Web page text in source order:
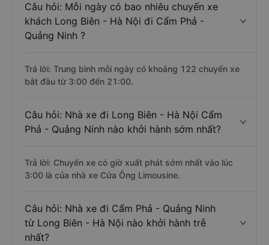
Câu hỏi: Mỗi ngày có bao nhiêu chuyến xe
khách Long Biên - Hà Nội đi Cẩm Phả -
Quảng Ninh ?
Trả lời: Trung bình mỗi ngày có khoảng 122 chuyến xe
bắt đầu từ 3:00 đến 21:00.
Câu hỏi: Nhà xe đi Long Biên - Hà Nội Cẩm
Phả - Quảng Ninh nào khởi hành sớm nhất?
Trả lời: Chuyến xe có giờ xuất phát sớm nhất vào lúc
3:00 là của nhà xe Cửa Ông Limousine.
Câu hỏi: Nhà xe đi Cẩm Phả - Quảng Ninh
từ Long Biên - Hà Nội nào khởi hành trễ
nhất?